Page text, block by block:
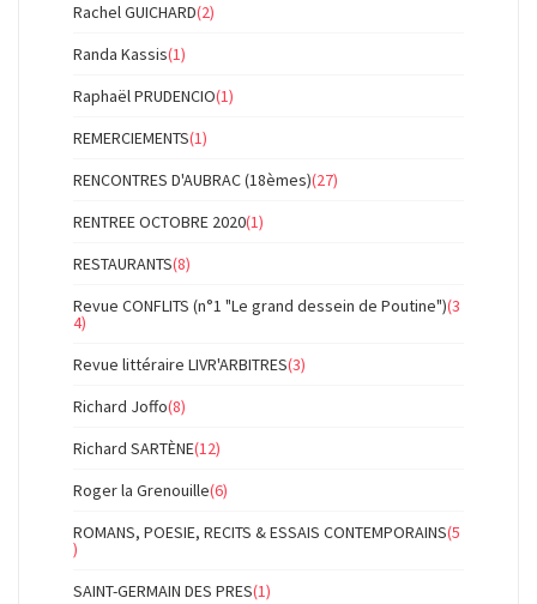
Rachel GUICHARD(2)
Randa Kassis(1)
Raphaël PRUDENCIO(1)
REMERCIEMENTS(1)
RENCONTRES D'AUBRAC (18èmes)(27)
RENTREE OCTOBRE 2020(1)
RESTAURANTS(8)
Revue CONFLITS (n°1 "Le grand dessein de Poutine")(3
4)
Revue littéraire LIVR'ARBITRES(3)
Richard Joffo(8)
Richard SARTÈNE(12)
Roger la Grenouille(6)
ROMANS, POESIE, RECITS & ESSAIS CONTEMPORAINS(5
)
SAINT-GERMAIN DES PRES(1)